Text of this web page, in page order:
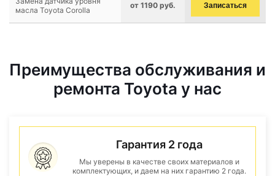
масла Toyota Corolla
от 1190 руб. Записаться
Преимущества обслуживания и
ремонта Toyota у нас
Гарантия 2 года
Мы уверены в качестве своих материалов и
комплектующих, и даем на них гарантию 2 года.